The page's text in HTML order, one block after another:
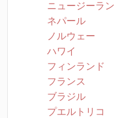
ニュージーラ
ネパール
ノルウェー
ハワイ
フィンランド
フランス
ブラジル
プエルトリコ